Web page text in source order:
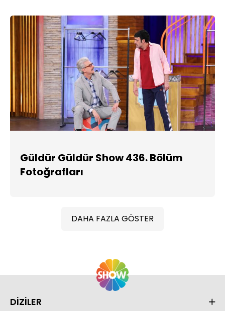
Güldür Güldür Show 436. Bölüm
Fotoğrafları
DAHA FAZLA GÖSTER
DİZİLER